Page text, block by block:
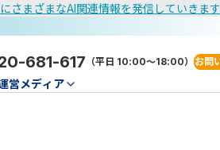
まざまなAI関連情報を発信していきます
681-617 （平日 10:00～18:00） お問
営メディア